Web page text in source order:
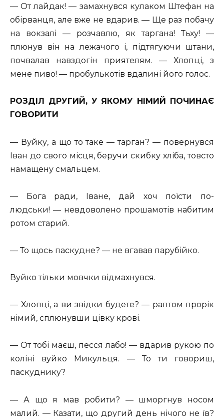
— От лайдак! — замахнувся кулаком Штефан на
обірванця, але вже не вдарив. — Ще раз побачу
на вокзалі — розчавлю, як таргана! Тьху! —
плюнув він на лежачого і, підтягуючи штани,
почвалав навздогін приятелям. — Хлопці, з
мене пиво! — пробулькотів вдалині його голос.
РОЗДІЛ ДРУГИЙ, У ЯКОМУ НІМИЙ ПОЧИНАЄ
ГОВОРИТИ
— Вуйку, а що то таке — тарган? — повернувся
Іван до свого місця, беручи скибку хліба, товсто
намащену смальцем.
— Бога ради, Іване, дай хоч поїсти по-
людськи! — невдоволено прошамотів набитим
ротом старий.
— То щось паскудне? — не вгавав парубійко.
Вуйко тільки мовчки відмахнувся.
— Хлопці, а ви звідки будете? — раптом прорік
німий, сплюнувши цівку крові.
— От тобі маєш, песся лабо! — вдарив рукою по
коліні вуйко Микульця. — То ти говориш,
паскуднику?
— А що я мав робити? — шморгнув носом
малий. — Казати, що другий день нічого не їв?